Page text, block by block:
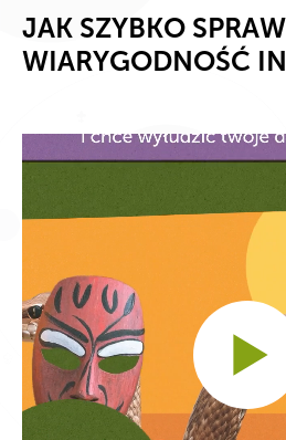
JAK SZYBKO
WIARYGODNOŚĆ